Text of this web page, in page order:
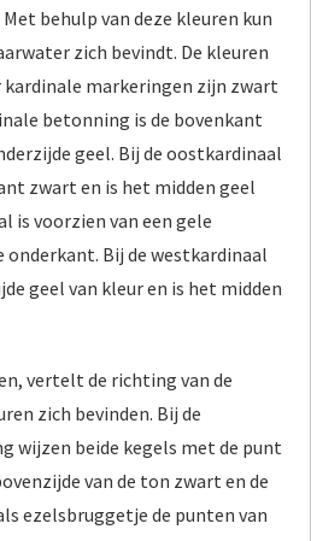
behulp van deze kleuren kun
zich bevindt. De kleuren
markeringen zijn zwart
betonning is de bovenkant
geel. Bij de oostkardinaal
zwart en is het midden geel
is voorzien van een gele
onderkant. Bij de westkardinaal
geel van kleur en is het midden
vertelt de richting van de
zich bevinden. Bij de
wijzen beide kegels met de punt
van de ton zwart en de
ezelsbruggetje de punten van